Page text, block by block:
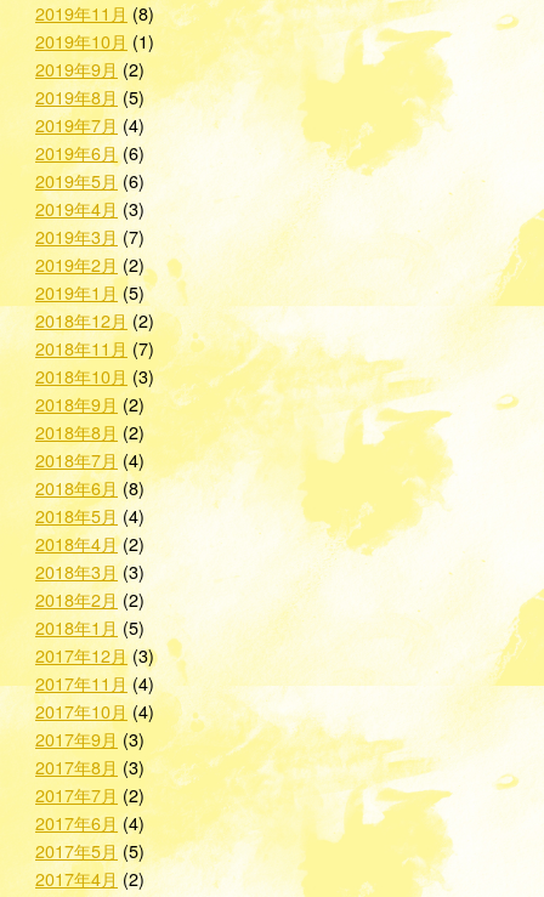
2019年11月 (8)
2019年10月 (1)
2019年9月 (2)
2019年8月(5)
2019年7月 (4)
2019年6月(6)
2019年5月(6)
2019年4月 (3)
2019年3月(7)
2019年2月 (2)
2019年1月(5)
2018年12月(2)
2018年11月 (7)
2018年10月 (3)
2018年9月 (2)
2018年8月 (2)
2018年7月 (4)
2018年6月 (8)
2018年5月 (4)
2018年4月(2)
2018年3月 (3)
2018年2月 (2)
2018年1月 (5)
2017年12月(3)
2017年11月(4)
2017年10月(4)
2017年9月 (3)
2017年8月 (3)
2017年7月 (2)
2017年6月(4)
2017年5月(5)
2017年4月 (2)